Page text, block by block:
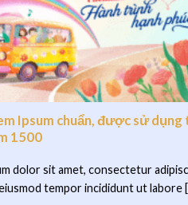
Ipsum chuẩn, được sử
1500
dolor sit amet, consectetur
tempor incididunt ut labore